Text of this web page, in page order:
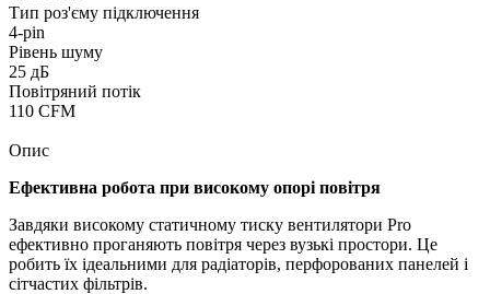
Тип роз'єму підключення
4-pin
Рівень шуму
25 дБ
Повітряний потік
110 CFM
Опис
Ефективна робота при високому опорі повітря
Завдяки високому статичному тиску вентилятори Pro
ефективно проганяють повітря через вузькі простори. Це
робить їх ідеальними для радіаторів, перфорованих панелей і
сітчастих фільтрів.